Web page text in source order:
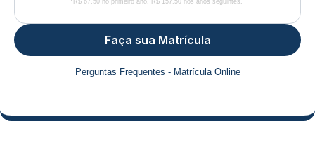
Faça sua Matrícula
Perguntas Frequentes - Matrícula Online